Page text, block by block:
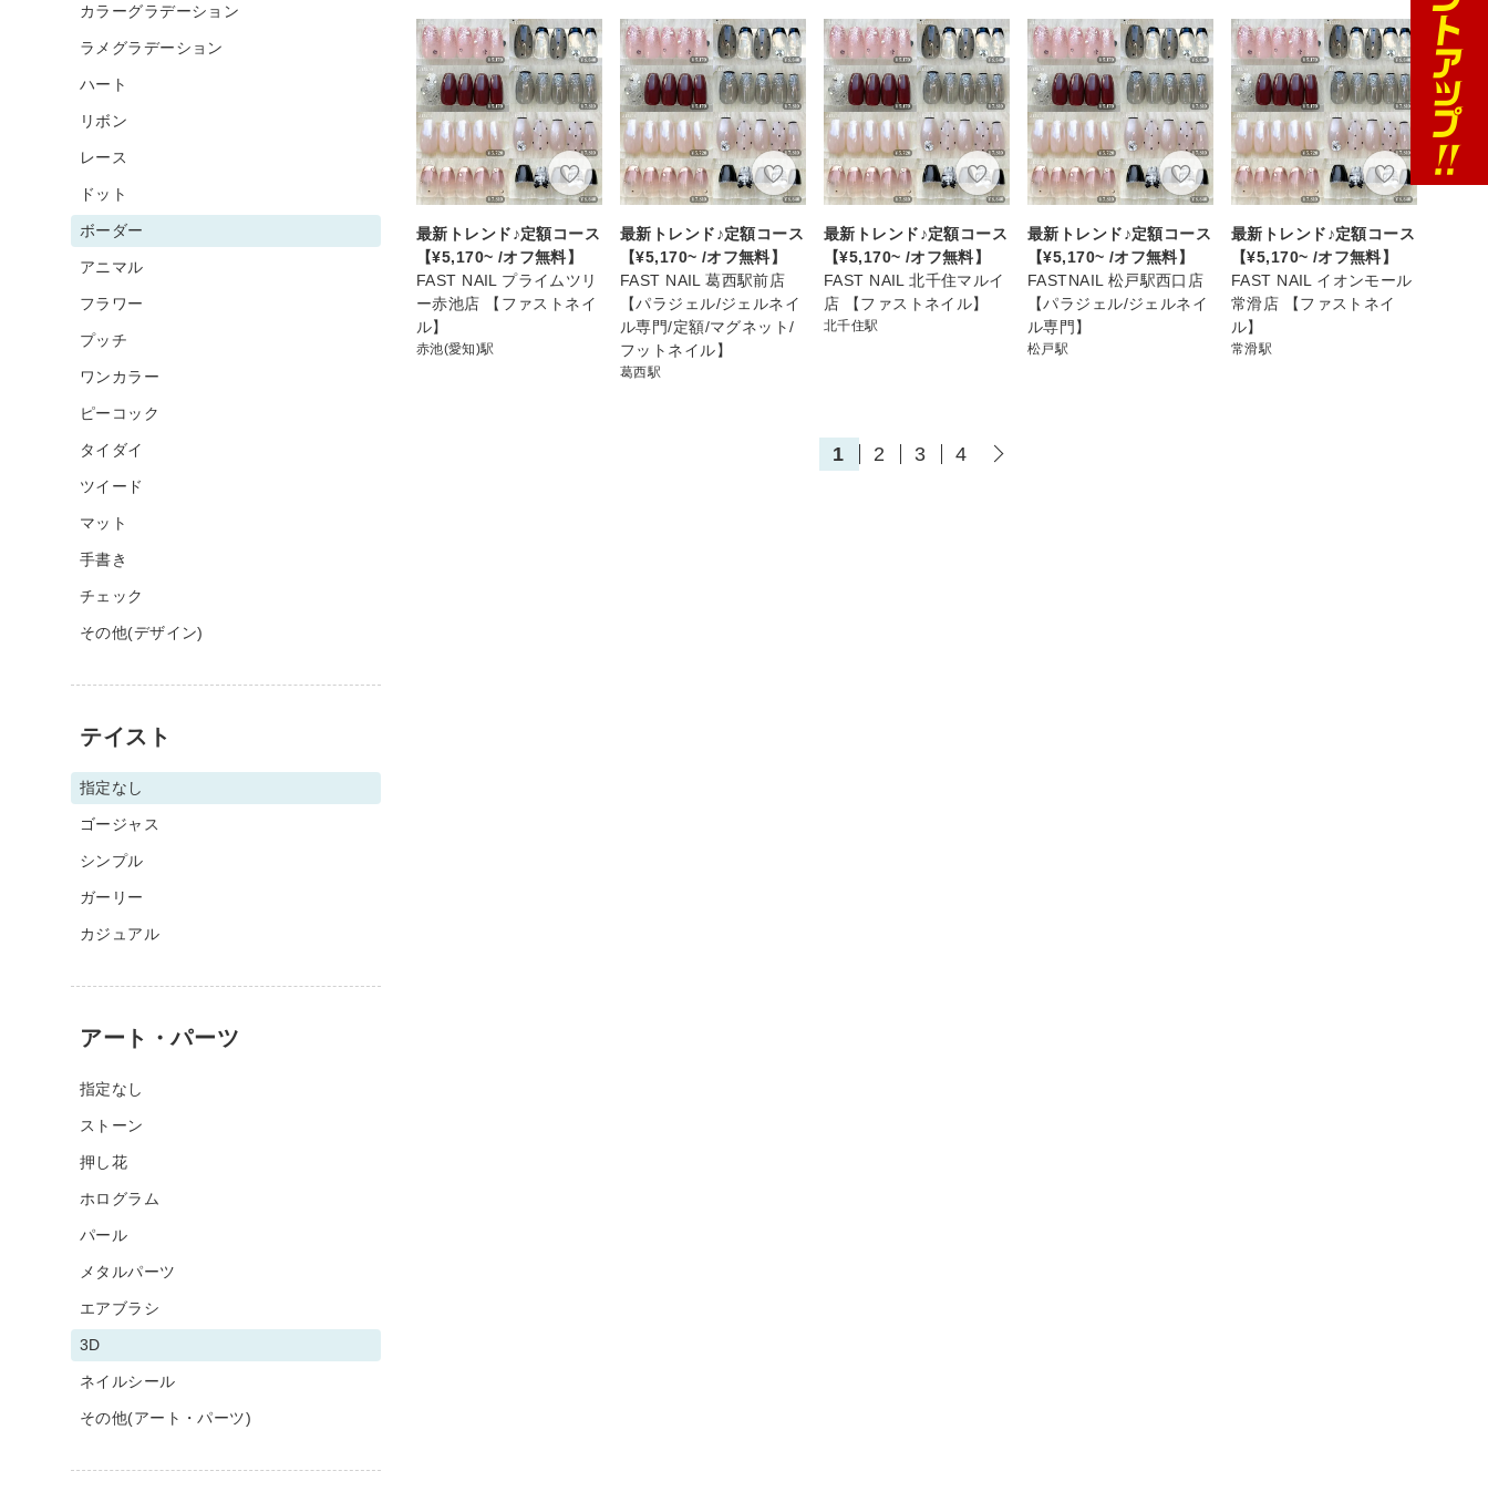
最新トレンド♪定額コース
【¥5,170~ /オフ無料】
FAST NAIL プライムツリ
ー赤池店 【ファストネイ
ル】
赤池(愛知)駅
最新トレンド♪定額コース
【¥5,170~ /オフ無料】
FAST NAIL 葛西駅前店
【パラジェル/ジェルネイ
ル専門/定額/マグネット/
フットネイル】
葛西駅
最新トレンド♪定額コース
【¥5,170~ /オフ無料】
FAST NAIL 北千住マルイ
店 【ファストネイル】
北千住駅
最新トレンド♪定額コース
【¥5,170~ /オフ無料】
FASTNAIL 松戸駅西口店
【パラジェル/ジェルネイ
ル専門】
松戸駅
最新トレンド♪定額コース
【¥5,170~ /オフ無料】
FAST NAIL イオンモール
常滑店 【ファストネイ
ル】
常滑駅
1 2 3 4
カラーグラデーション
ラメグラデーション
ハート
リボン
レース
ドット
ボーダー
アニマル
フラワー
プッチ
ワンカラー
ピーコック
タイダイ
ツイード
マット
手書き
チェック
その他(デザイン)
テイスト
指定なし
ゴージャス
シンプル
ガーリー
カジュアル
アート・パーツ
指定なし
ストーン
押し花
ホログラム
パール
メタルパーツ
エアブラシ
3D
ネイルシール
その他(アート・パーツ)